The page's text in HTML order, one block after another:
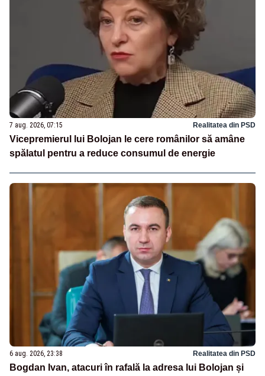
7 aug. 2026, 07:15 Realitatea din PSD
Vicepremierul lui Bolojan le cere românilor să amâne
spălatul pentru a reduce consumul de energie
6 aug. 2026, 23:38 Realitatea din PSD
Bogdan Ivan, atacuri în rafală la adresa lui Bolojan și